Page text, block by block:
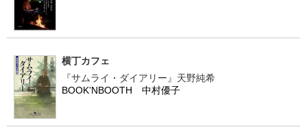
横丁カフェ
『サムライ・ダイアリー』天野純希
BOOK’NBOOTH 中村優子